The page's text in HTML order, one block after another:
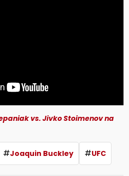
vs. Jivko Stoimenov na
#Joaquin Buckley #UFC